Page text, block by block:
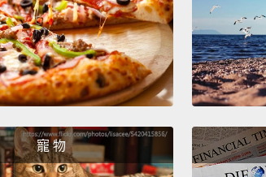
寵 物